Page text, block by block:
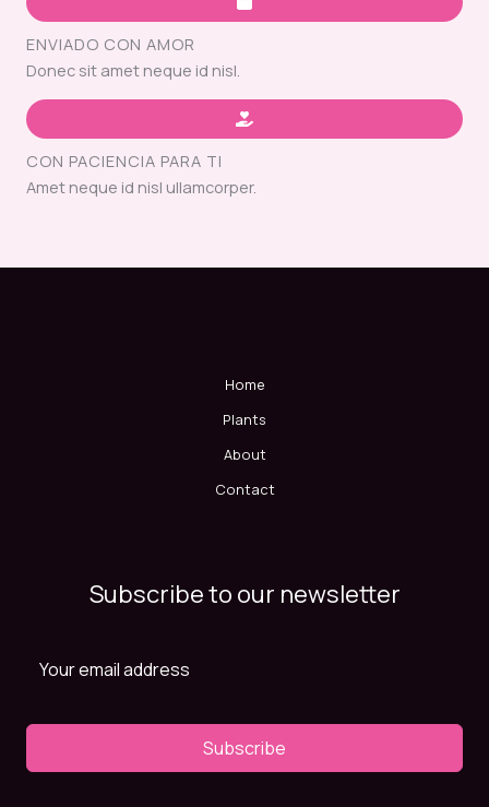
ENVIADO CON AMOR
Donec sit amet neque id nisl.
CON PACIENCIA PARA TI
Amet neque id nisl ullamcorper.
Home
Plants
About
Contact
Subscribe to our newsletter
Subscribe